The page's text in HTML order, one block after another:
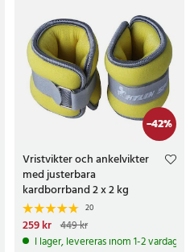
-42%
Vristvikter och ankelvikter
med justerbara
kardborrband 2 x 2 kg
20
Nuvarande pris
pris:449 kr
259 kr 449 kr
I lager, levereras inom 1-2 vardagar